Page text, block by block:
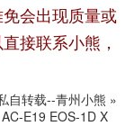
会出现质量或
接联系小熊，
自转载--青州小熊 »
E19 EOS-1D X